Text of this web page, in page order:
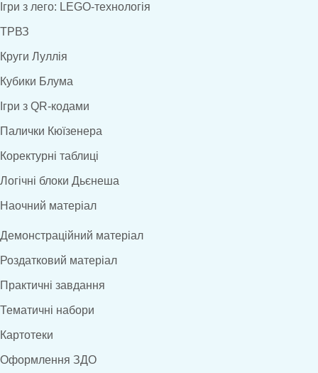
Ігри з лего: LEGO-технологія
ТРВЗ
Круги Луллія
Кубики Блума
Ігри з QR-кодами
Палички Кюїзенера
Коректурні таблиці
Логічні блоки Дьєнеша
Наочний матеріал
Демонстраційний матеріал
Роздатковий матеріал
Практичні завдання
Тематичні набори
Картотеки
Оформлення ЗДО